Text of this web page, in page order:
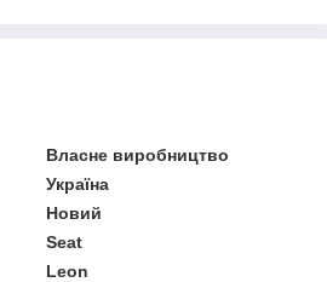
Власне виробництво
Україна
Новий
Seat
Leon